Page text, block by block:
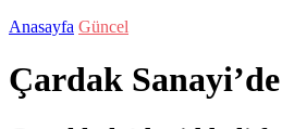
Anasayfa Güncel
Çardak